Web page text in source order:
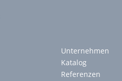
Unternehmen
Katalog
Referenzen